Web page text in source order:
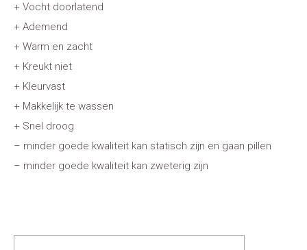
+ Vocht doorlatend
+ Ademend
+ Warm en zacht
+ Kreukt niet
+ Kleurvast
+ Makkelijk te wassen
+ Snel droog
– minder goede kwaliteit kan statisch zijn en gaan pillen
– minder goede kwaliteit kan zweterig zijn